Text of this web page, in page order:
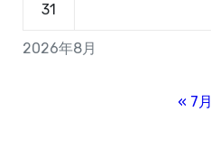
2026年8月
31
« 7月